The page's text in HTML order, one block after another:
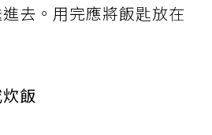
去。用完應將飯匙放在
飯